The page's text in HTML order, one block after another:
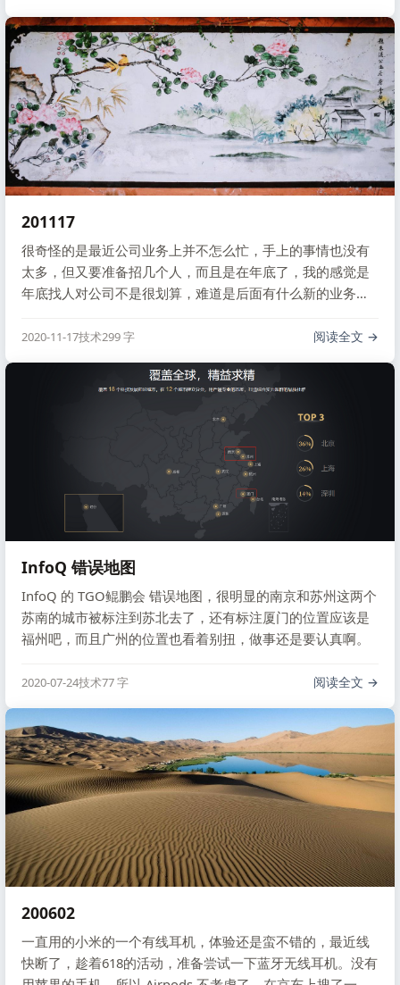
201117
很奇怪的是最近公司业务上并不怎么忙，手上的事情也没有
太多，但又要准备招几个人，而且是在年底了，我的感觉是
年底找人对公司不是很划算，难道是后面有什么新的业务要
2020-11-17技术299 字 阅读全文
InfoQ 错误地图
InfoQ 的 TGO鲲鹏会 错误地图，很明显的南京和苏州这两个
苏南的城市被标注到苏北去了，还有标注厦门的位置应该是
福州吧，而且广州的位置也看着别扭，做事还是要认真啊。
2020-07-24技术77 字 阅读全文
200602
一直用的小米的一个有线耳机，体验还是蛮不错的，最近线
快断了，趁着618的活动，准备尝试一下蓝牙无线耳机。没有